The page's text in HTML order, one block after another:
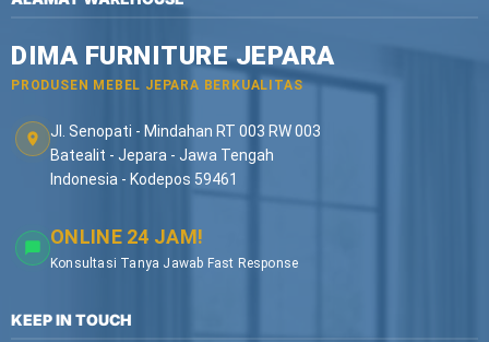
DIMA FURNITURE JEPARA
PRODUSEN MEBEL JEPARA BERKUALITAS
Jl. Senopati - Mindahan RT 003 RW 003
Batealit - Jepara - Jawa Tengah
Indonesia - Kodepos 59461
ONLINE 24 JAM!
Konsultasi Tanya Jawab Fast Response
KEEP IN TOUCH